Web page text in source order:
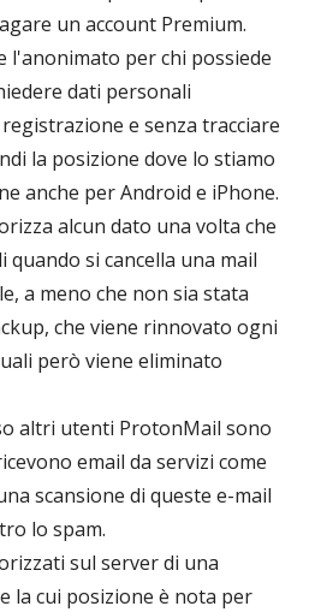
un account Premium.
l'anonimato per chi possiede
dati personali
e senza tracciare
la posizione dove lo stiamo
anche per Android e iPhone.
alcun dato una volta che
si cancella una mail
a meno che non sia stata
che viene rinnovato ogni
però viene eliminato
altri utenti ProtonMail sono
email da servizi come
scansione di queste e-mail
lo spam.
sul server di una
la cui posizione è nota per